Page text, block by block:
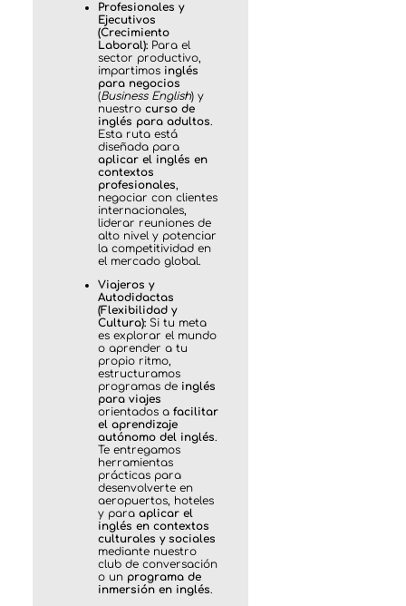
Profesionales y
Ejecutivos
(Crecimiento
Laboral):Para el
sector productivo,
impartimos inglés
para negocios
(Business English) y
nuestro curso de
inglés para adultos.
Esta ruta está
diseñada para
aplicar el inglés en
contextos
profesionales,
negociar con clientes
internacionales,
liderar reuniones de
alto nivel y potenciar
la competitividad en
el mercado global.
Viajeros y
Autodidactas
(Flexibilidad y
Cultura):Si tu meta
es explorar el mundo
o aprender a tu
propio ritmo,
estructuramos
programas de inglés
para viajes
orientados a facilitar
el aprendizaje
autónomo del inglés.
Te entregamos
herramientas
prácticas para
desenvolverte en
aeropuertos, hoteles
y para aplicar el
inglés en contextos
culturales y sociales
mediante nuestro
club de conversación
o un programa de
inmersión en inglés.